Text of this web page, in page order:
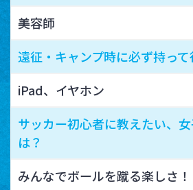
美容師
遠征・キャンプ時に必ず持って
iPad、イヤホン
サッカー初心者に教えたい、
は？
みんなでボールを蹴る楽しさ！